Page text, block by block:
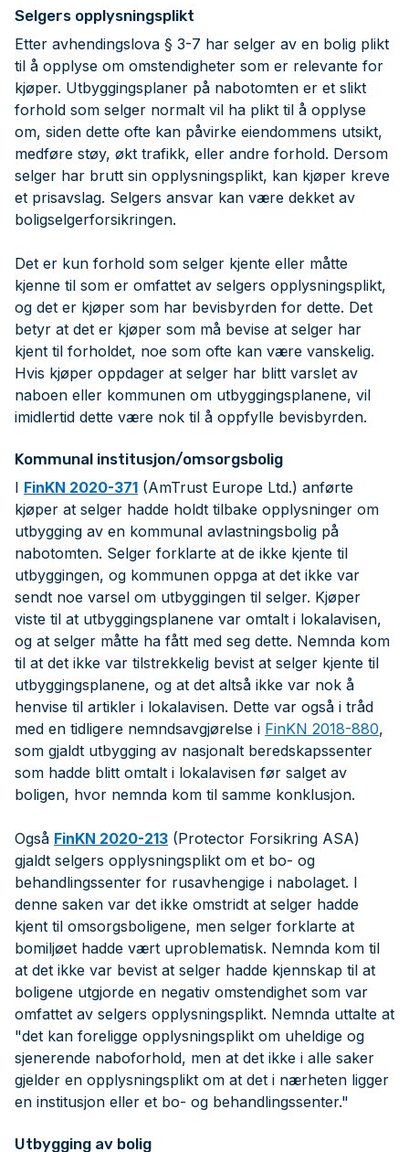
Selgers opplysningsplikt
Etter avhendingslova § 3-7 har selger av en bolig plikt
til å opplyse om omstendigheter som er relevante for
kjøper. Utbyggingsplaner på nabotomten er et slikt
forhold som selger normalt vil ha plikt til å opplyse
om, siden dette ofte kan påvirke eiendommens utsikt,
medføre støy, økt trafikk, eller andre forhold. Dersom
selger har brutt sin opplysningsplikt, kan kjøper kreve
et prisavslag. Selgers ansvar kan være dekket av
boligselgerforsikringen.
Det er kun forhold som selger kjente eller måtte
kjenne til som er omfattet av selgers opplysningsplikt,
og det er kjøper som har bevisbyrden for dette. Det
betyr at det er kjøper som må bevise at selger har
kjent til forholdet, noe som ofte kan være vanskelig.
Hvis kjøper oppdager at selger har blitt varslet av
naboen eller kommunen om utbyggingsplanene, vil
imidlertid dette være nok til å oppfylle bevisbyrden.
Kommunal institusjon/omsorgsbolig
I FinKN 2020-371 (AmTrust Europe Ltd.) anførte
kjøper at selger hadde holdt tilbake opplysninger om
utbygging av en kommunal avlastningsbolig på
nabotomten. Selger forklarte at de ikke kjente til
utbyggingen, og kommunen oppga at det ikke var
sendt noe varsel om utbyggingen til selger. Kjøper
viste til at utbyggingsplanene var omtalt i lokalavisen,
og at selger måtte ha fått med seg dette. Nemnda kom
til at det ikke var tilstrekkelig bevist at selger kjente til
utbyggingsplanene, og at det altså ikke var nok å
henvise til artikler i lokalavisen. Dette var også i tråd
med en tidligere nemndsavgjørelse i FinKN 2018-880,
som gjaldt utbygging av nasjonalt beredskapssenter
som hadde blitt omtalt i lokalavisen før salget av
boligen, hvor nemnda kom til samme konklusjon.
Også FinKN 2020-213 (Protector Forsikring ASA)
gjaldt selgers opplysningsplikt om et bo- og
behandlingssenter for rusavhengige i nabolaget. I
denne saken var det ikke omstridt at selger hadde
kjent til omsorgsboligene, men selger forklarte at
bomiljøet hadde vært uproblematisk. Nemnda kom til
at det ikke var bevist at selger hadde kjennskap til at
boligene utgjorde en negativ omstendighet som var
omfattet av selgers opplysningsplikt. Nemnda uttalte at
"det kan foreligge opplysningsplikt om uheldige og
sjenerende naboforhold, men at det ikke i alle saker
gjelder en opplysningsplikt om at det i nærheten ligger
en institusjon eller et bo- og behandlingssenter."
Utbygging av bolig